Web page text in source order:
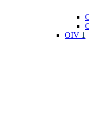
OIV 1